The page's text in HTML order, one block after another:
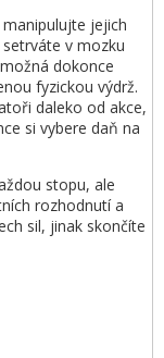
manipulujte jejich
v mozku
dokonce
fyzickou výdrž.
daleko od akce,
si vybere daň na
stopu, ale
rozhodnutí a
sil, jinak skončíte